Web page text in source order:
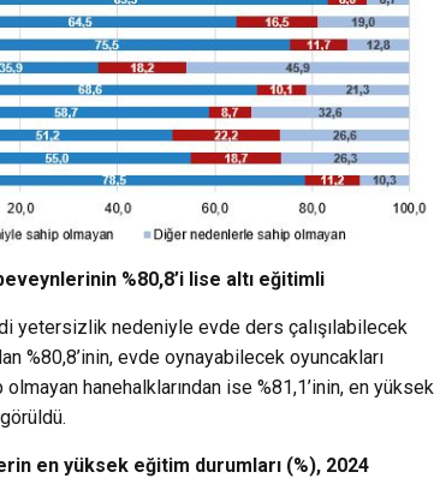
%80,8’i lise altı eğitimli
yetersizlik nedeniyle evde ders çalışılabilecek
%80,8’inin, evde oynayabilecek oyuncakları
olmayan hanehalklarından ise %81,1’inin, en yüksek
en yüksek eğitim durumları (%), 2024